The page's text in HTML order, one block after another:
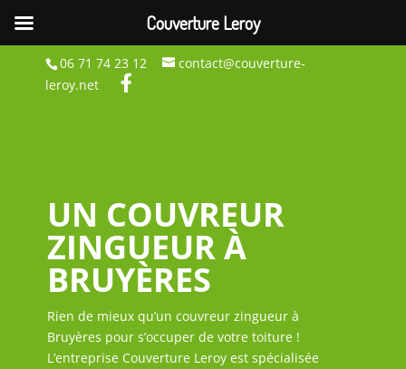
06 71 74 23 12
contact@couverture-
leroy.net
UN COUVREUR
ZINGUEUR À
BRUYÈRES
Rien de mieux qu’un couvreur zingueur à
Bruyères pour s’occuper de votre toiture !
L’entreprise Couverture Leroy est spécialisée
Couverture Leroy